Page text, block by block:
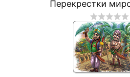
Перекрестки